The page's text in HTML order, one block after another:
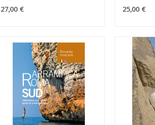
27,00 € 25,00 €